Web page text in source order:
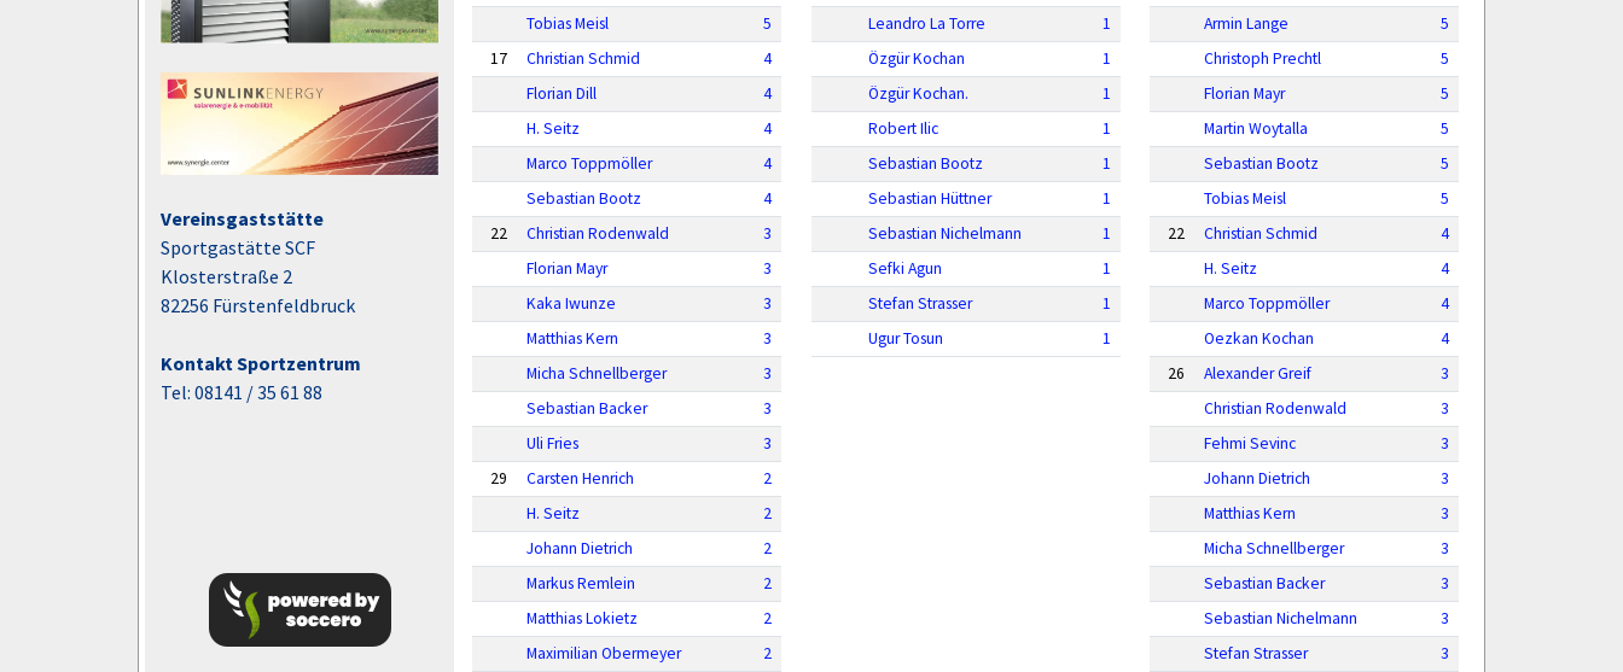
Vereinsgaststätte
Sportgastätte SCF
Klosterstraße 2
82256 Fürstenfeldbruck
Kontakt Sportzentrum
Tel: 08141 / 35 61 88
Tobias Meisl
5
17
Christian Schmid
4
Florian Dill
4
H. Seitz
4
Marco Toppmöller
4
Sebastian Bootz
4
22
Christian Rodenwald
3
Florian Mayr
3
Kaka Iwunze
3
Matthias Kern
3
Micha Schnellberger
3
Sebastian Backer
3
Uli Fries
3
29
Carsten Henrich
2
H. Seitz
2
Johann Dietrich
2
Markus Remlein
2
Matthias Lokietz
2
Maximilian Obermeyer
2
Leandro La Torre
1
Özgür Kochan
1
Özgür Kochan.
1
Robert Ilic
1
Sebastian Bootz
1
Sebastian Hüttner
1
Sebastian Nichelmann
1
Sefki Agun
1
Stefan Strasser
1
Ugur Tosun
1
Armin Lange
5
Christoph Prechtl
5
Florian Mayr
5
Martin Woytalla
5
Sebastian Bootz
5
Tobias Meisl
5
22
Christian Schmid
4
H. Seitz
4
Marco Toppmöller
4
Oezkan Kochan
4
26
Alexander Greif
3
Christian Rodenwald
3
Fehmi Sevinc
3
Johann Dietrich
3
Matthias Kern
3
Micha Schnellberger
3
Sebastian Backer
3
Sebastian Nichelmann
3
Stefan Strasser
3